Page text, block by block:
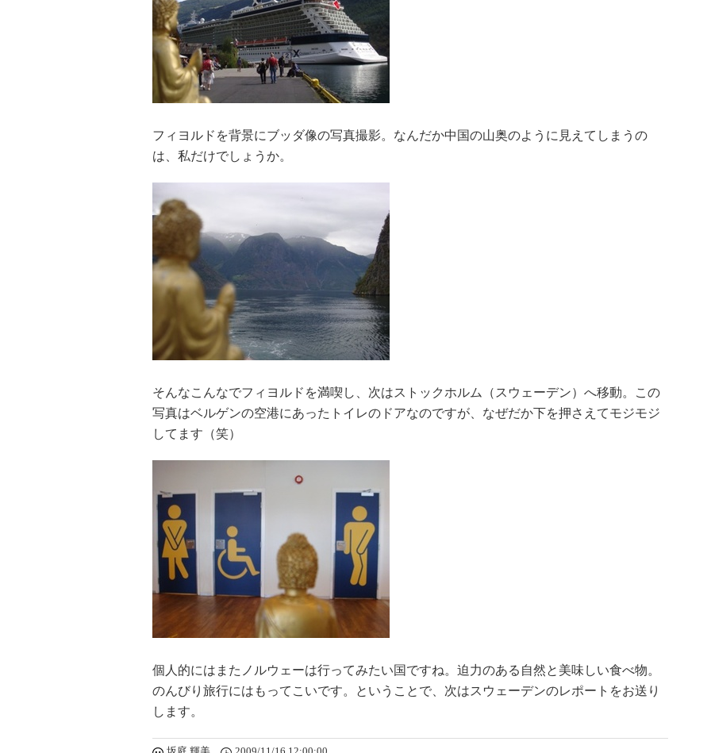
フィヨルドを背景にブッダ像の写真撮影。なんだか中国の山奥のように見えてしまうの
は、私だけでしょうか。
そんなこんなでフィヨルドを満喫し、次はストックホルム（スウェーデン）へ移動。この
写真はベルゲンの空港にあったトイレのドアなのですが、なぜだか下を押さえてモジモジ
してます（笑）
個人的にはまたノルウェーは行ってみたい国ですね。迫力のある自然と美味しい食べ物。
のんびり旅行にはもってこいです。ということで、次はスウェーデンのレポートをお送り
します。